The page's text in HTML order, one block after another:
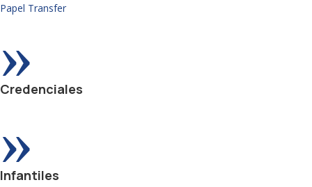
Papel Transfer
»
Credenciales
»
Infantiles